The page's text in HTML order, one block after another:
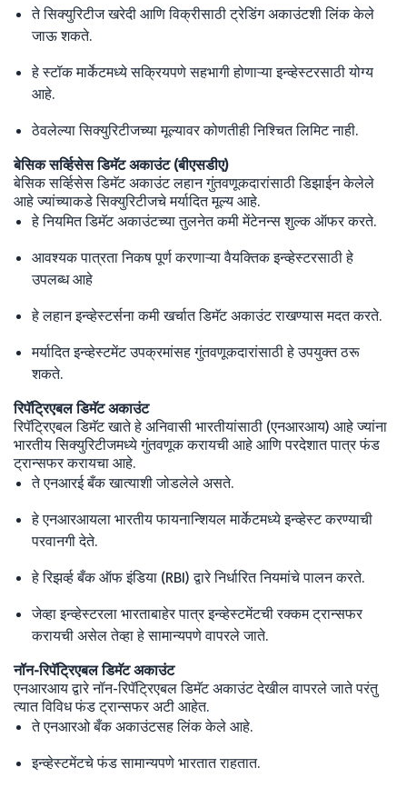
ते सिक्युरिटीज खरेदी आणि विक्रीसाठी ट्रेडिंग अकाउंटशी लिंक केले
जाऊ शकते.
हे स्टॉक मार्केटमध्ये सक्रियपणे सहभागी होणाऱ्या इन्व्हेस्टरसाठी योग्य
आहे.
ठेवलेल्या सिक्युरिटीजच्या मूल्यावर कोणतीही निश्चित लिमिट नाही.
बेसिक सर्व्हिसेस डिमॅट अकाउंट (बीएसडीए)
बेसिक सर्व्हिसेस डिमॅट अकाउंट लहान गुंतवणूकदारांसाठी डिझाईन केलेले
आहे ज्यांच्याकडे सिक्युरिटीजचे मर्यादित मूल्य आहे.
हे नियमित डिमॅट अकाउंटच्या तुलनेत कमी मेंटेनन्स शुल्क ऑफर करते.
आवश्यक पात्रता निकष पूर्ण करणाऱ्या वैयक्तिक इन्व्हेस्टरसाठी हे
उपलब्ध आहे
हे लहान इन्व्हेस्टर्सना कमी खर्चात डिमॅट अकाउंट राखण्यास मदत करते.
मर्यादित इन्व्हेस्टमेंट उपक्रमांसह गुंतवणूकदारांसाठी हे उपयुक्त ठरू
शकते.
रिपॅट्रिएबल डिमॅट अकाउंट
रिपॅट्रिएबल डिमॅट खाते हे अनिवासी भारतीयांसाठी (एनआरआय) आहे ज्यांना
भारतीय सिक्युरिटीजमध्ये गुंतवणूक करायची आहे आणि परदेशात पात्र फंड
ट्रान्सफर करायचा आहे.
ते एनआरई बँक खात्याशी जोडलेले असते.
हे एनआरआयला भारतीय फायनान्शियल मार्केटमध्ये इन्व्हेस्ट करण्याची
परवानगी देते.
हे रिझर्व्ह बँक ऑफ इंडिया (RBI) द्वारे निर्धारित नियमांचे पालन करते.
जेव्हा इन्व्हेस्टरला भारताबाहेर पात्र इन्व्हेस्टमेंटची रक्कम ट्रान्सफर
करायची असेल तेव्हा हे सामान्यपणे वापरले जाते.
नॉन-रिपॅट्रिएबल डिमॅट अकाउंट
एनआरआय द्वारे नॉन-रिपॅट्रिएबल डिमॅट अकाउंट देखील वापरले जाते परंतु
त्यात विविध फंड ट्रान्सफर अटी आहेत.
ते एनआरओ बँक अकाउंटसह लिंक केले आहे.
इन्व्हेस्टमेंटचे फंड सामान्यपणे भारतात राहतात.